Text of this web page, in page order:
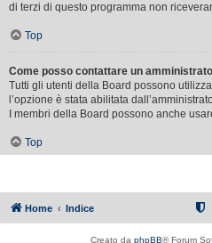
di terzi di questo programma non
Top
Come posso contattare un
Tutti gli utenti della Board possono
l’opzione è stata abilitata
I membri della Board possono anche
Top
Home Indice
Creato da phpBB® Forum